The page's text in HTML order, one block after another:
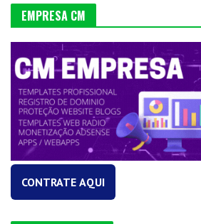
EMPRESA CM
CONTRATE AQUI